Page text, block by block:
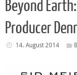
Beyond
Producer
14. August 2014